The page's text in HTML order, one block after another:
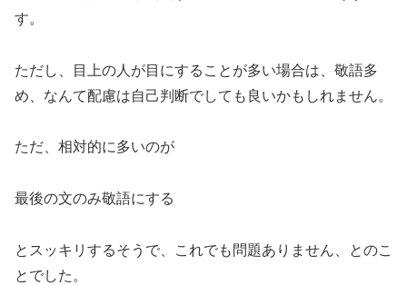
す。
ただし、目上の人が目にすることが多い場合は、敬語多
め、なんて配慮は自己判断でしても良いかもしれません。
ただ、相対的に多いのが
最後の文のみ敬語にする
とスッキリするそうで、これでも問題ありません、とのこ
とでした。